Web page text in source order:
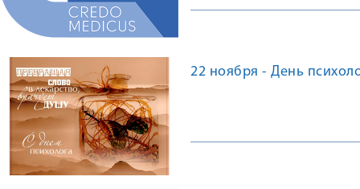
22 ноября - День